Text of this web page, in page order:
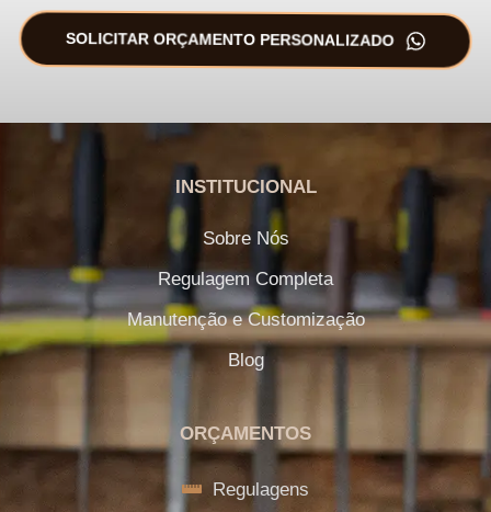
SOLICITAR ORÇAMENTO PERSONALIZADO
INSTITUCIONAL
Sobre Nós
Regulagem Completa
Manutenção e Customização
Blog
ORÇAMENTOS
Regulagens